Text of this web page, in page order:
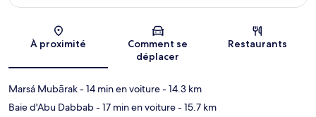
Carte
À proximité
Comment se
déplacer
Restaurants
Marsá Mubārak- 14 min en voiture- 14.3 km
Baie d'Abu Dabbab- 17 min en voiture- 15.7 km